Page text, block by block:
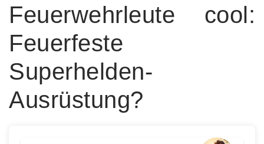
Feuerwehrleute cool:
Feuerfeste
Superhelden-
Ausrüstung?